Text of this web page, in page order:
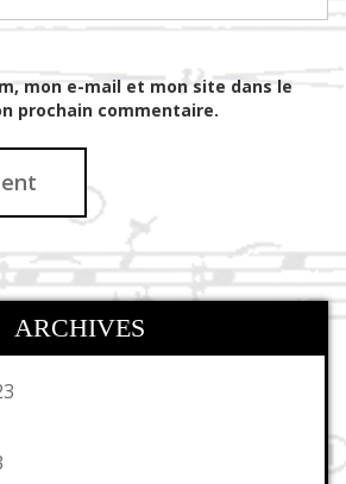
mon e-mail et mon site dans le
prochain commentaire.
ARCHIVES